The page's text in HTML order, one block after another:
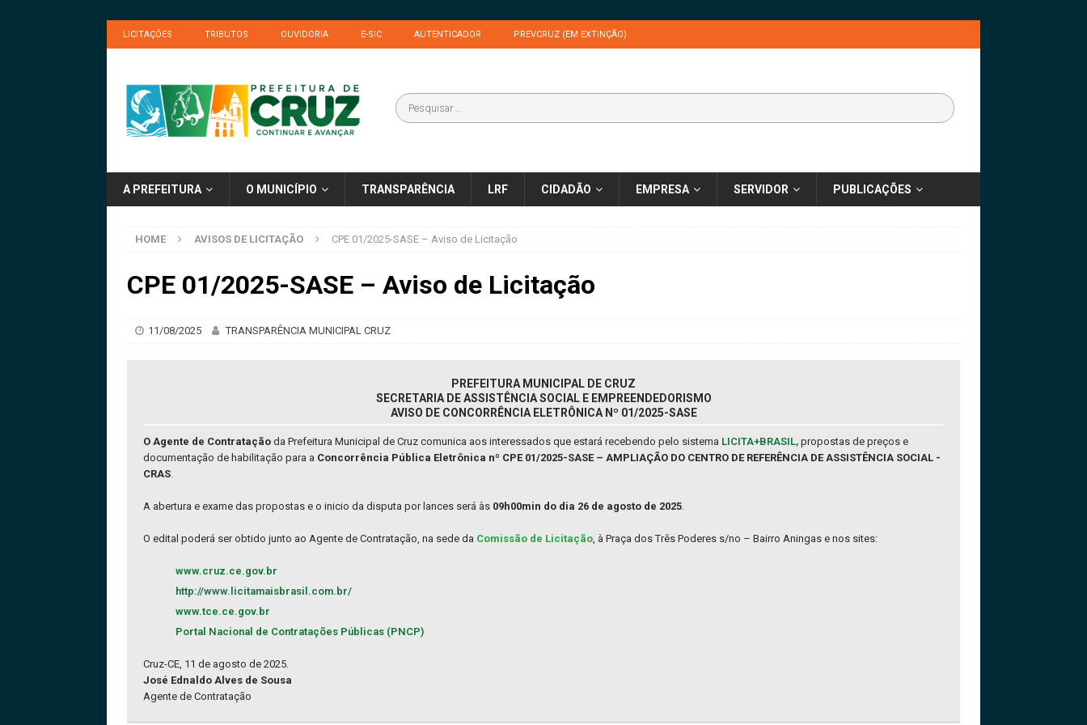
LICITAÇÕES TRIBUTOS OUVIDORIA E-SIC AUTENTICADOR PREVCRUZ (EM EXTINÇÃO)
A PREFEITURA O MUNICÍPIO TRANSPARÊNCIA LRF CIDADÃO EMPRESA SERVIDOR PUBLICAÇÕES
HOME AVISOS DE LICITAÇÃO CPE 01/2025-SASE – Aviso de Licitação
CPE 01/2025-SASE – Aviso de Licitação
11/08/2025 TRANSPARÊNCIA MUNICIPAL CRUZ
PREFEITURA MUNICIPAL DE CRUZ
SECRETARIA DE ASSISTÊNCIA SOCIAL E EMPREENDEDORISMO
AVISO DE CONCORRÊNCIA ELETRÔNICA Nº 01/2025-SASE
O Agente de Contratação da Prefeitura Municipal de Cruz comunica aos interessados que estará recebendo pelo sistema LICITA+BRASIL, propostas de preços e
documentação de habilitação para a Concorrência Pública Eletrônica nº CPE 01/2025-SASE – AMPLIAÇÃO DO CENTRO DE REFERÊNCIA DE ASSISTÊNCIA SOCIAL -
CRAS.
A abertura e exame das propostas e o inicio da disputa por lances será às 09h00min do dia 26 de agosto de 2025.
O edital poderá ser obtido junto ao Agente de Contratação, na sede da Comissão de Licitação, à Praça dos Três Poderes s/no – Bairro Aningas e nos sites:
www.cruz.ce.gov.br
http://www.licitamaisbrasil.com.br/
www.tce.ce.gov.br
Portal Nacional de Contratações Públicas (PNCP)
Cruz-CE, 11 de agosto de 2025.
José Ednaldo Alves de Sousa
Agente de Contratação